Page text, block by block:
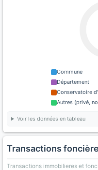
Commune
Département
Conservatoire
Autres (privé,
Voir les données en tableau
Transactions
Transactions immobilieres et